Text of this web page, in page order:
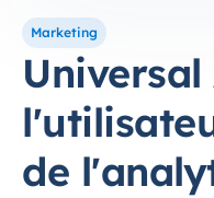
Marketing
de